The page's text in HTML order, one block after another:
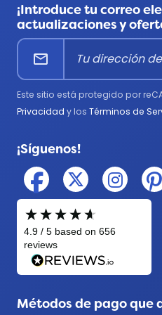
Todos los productos
Centro de ayuda
Corporativo
Educación
Bomberos
Gobierno
Policía
¡Introduce tu correo
actualizaciones y
mail
Este sitio está protegido por
Privacidad y los Términos de
¡Síguenos!
Métodos de pago que